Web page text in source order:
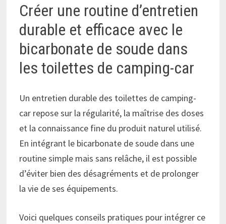
Créer une routine d’entretien
durable et efficace avec le
bicarbonate de soude dans
les toilettes de camping-car
Un entretien durable des toilettes de camping-
car repose sur la régularité, la maîtrise des doses
et la connaissance fine du produit naturel utilisé.
En intégrant le bicarbonate de soude dans une
routine simple mais sans relâche, il est possible
d’éviter bien des désagréments et de prolonger
la vie de ses équipements.
Voici quelques conseils pratiques pour intégrer ce